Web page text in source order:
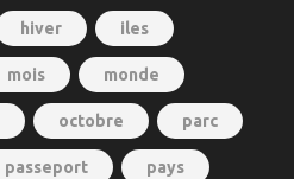
hiver iles
mois monde
octobre parc
passeport pays